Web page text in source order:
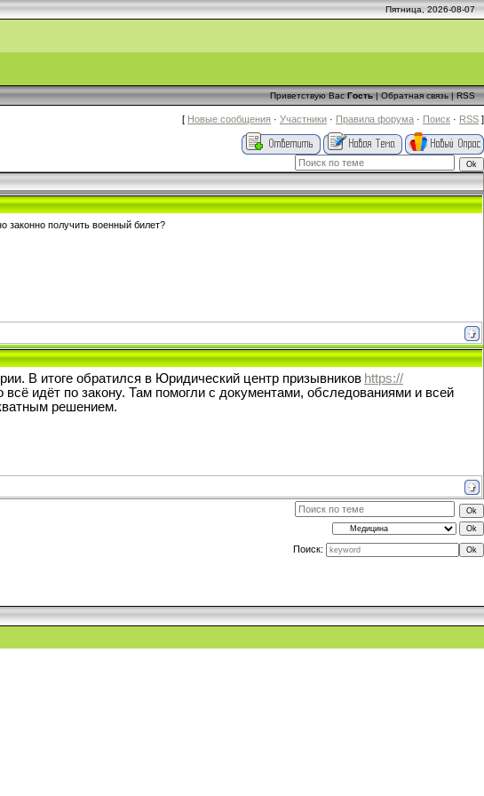
Пятница, 2026-08-07
Приветствую Вас Гость|Обратная связь|RSS
[ Новые сообщения · Участники · Правила форума · Поиск · RSS ]
законно получить военный билет?
В итоге обратился в Юридический центр призывников https://
всё идёт по закону. Там помогли с документами, обследованиями и всей
решением.
Поиск: